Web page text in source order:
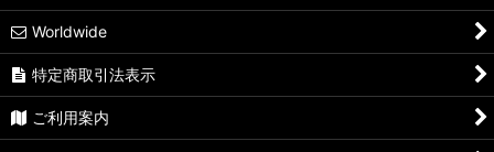
Worldwide
特定商取引法表示
ご利用案内